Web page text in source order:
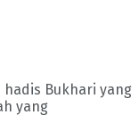
Bukhari yang
yang